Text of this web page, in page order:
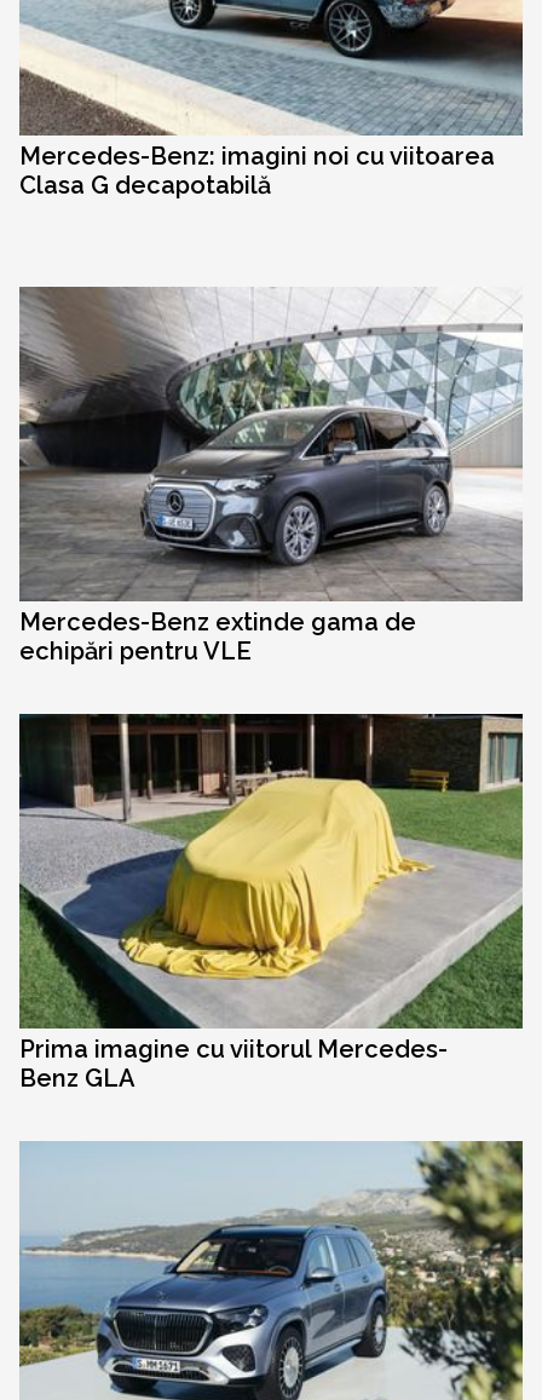
Mercedes-Benz: imagini noi cu viitoarea
Clasa G decapotabilă
Mercedes-Benz extinde gama de
echipări pentru VLE
Prima imagine cu viitorul Mercedes-
Benz GLA